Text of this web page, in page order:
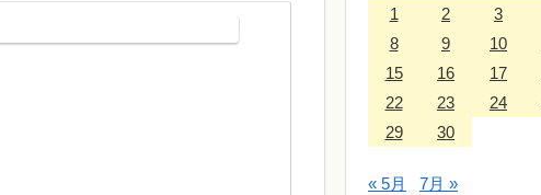
1
2 3
8
9 10
15
16 17
22
23 24
29
30
« 5月 7月 »